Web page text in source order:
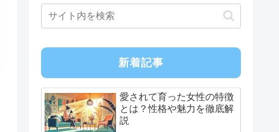
新着記事
愛されて育った女性の特徴
とは？性格や魅力を徹底解
説